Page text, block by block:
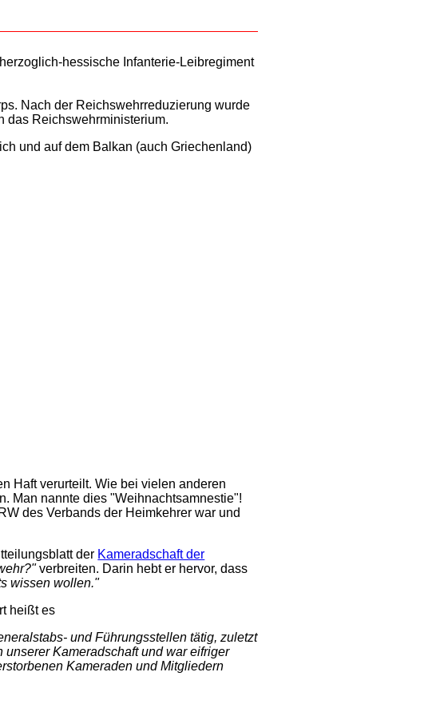
hessische Infanterie-Leibregiment
Nach der Reichswehrreduzierung wurde
das Reichswehrministerium.
und auf dem Balkan (auch Griechenland)
Haft verurteilt. Wie bei vielen anderen
Man nannte dies "Weihnachtsamnestie"!
des Verbands der Heimkehrer war und
der Kameradschaft der
verbreiten. Darin hebt er hervor, dass
wissen wollen."
heißt es
und Führungsstellen tätig, zuletzt
unserer Kameradschaft und war eifriger
Kameraden und Mitgliedern